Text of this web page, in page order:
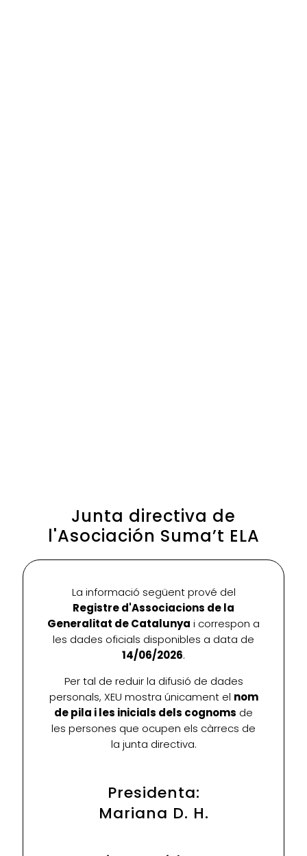
Junta directiva de
l'Asociación Suma’t ELA
La informació següent prové del
Registre d'Associacions de la
Generalitat de Catalunya i correspon a
les dades oficials disponibles a data de
14/06/2026.
Per tal de reduir la difusió de dades
personals, XEU mostra únicament el nom
de pila i les inicials dels cognoms de
les persones que ocupen els càrrecs de
la junta directiva.
Presidenta:
Mariana D. H.